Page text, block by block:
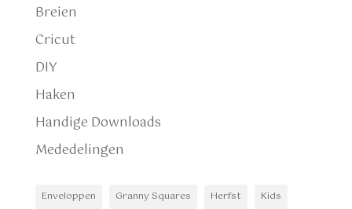
Breien
Cricut
DIY
Haken
Handige Downloads
Mededelingen
Enveloppen Granny Squares Herfst
Kids